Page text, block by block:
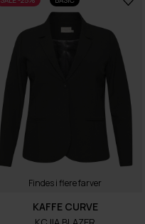
Findes i flere farver
KAFFE CURVE